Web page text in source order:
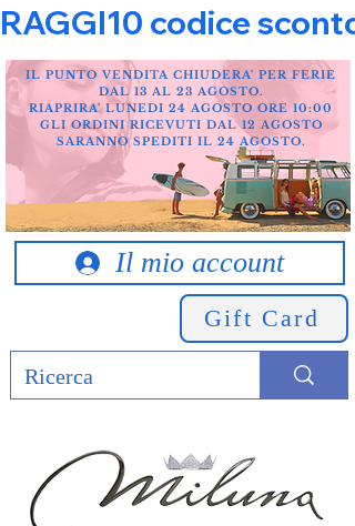
RAGGI10 codice
Il mio account
Gift Card
IL PUNTO VENDITA CHIUDERA' PER FERIE
DAL 13 AL 23 AGOSTO.
RIAPRIRA' LUNEDI 24 AGOSTO ORE 10:00
GLI ORDINI RICEVUTI DAL 12 AGOSTO
SARANNO SPEDITI IL 24 AGOSTO.